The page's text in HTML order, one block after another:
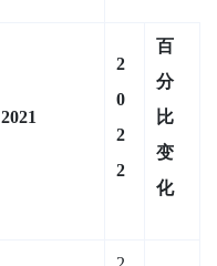
2021
2
0
2
2
百
分
比
变
化